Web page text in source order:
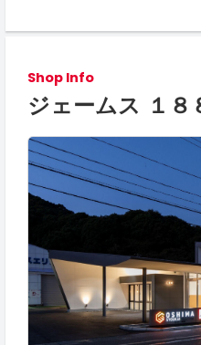
Shop Info
ジェームス １８